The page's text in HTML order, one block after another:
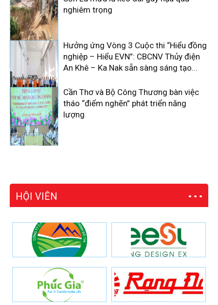
nghiêm trọng
Hưởng ứng Vòng 3 Cuộc thi “Hiểu đồng
nghiệp – Hiểu EVN”: CBCNV Thủy điện
An Khê – Ka Nak sẵn sàng sáng tạo...
Cần Thơ và Bộ Công Thương bàn việc
tháo “điểm nghẽn” phát triển năng
lượng
HỘI VIÊN